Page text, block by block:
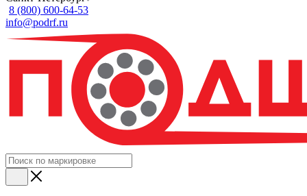
8 (800) 600-64-53
info@podrf.ru